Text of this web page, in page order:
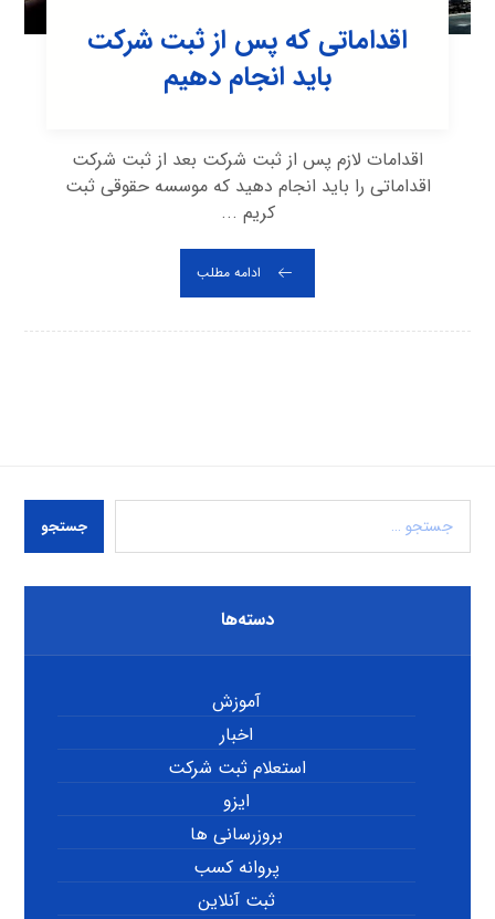
اقداماتی که پس از ثبت شرکت
باید انجام دهیم
اقدامات لازم پس از ثبت شرکت بعد از ثبت شرکت
اقداماتی را باید انجام دهید که موسسه حقوقی ثبت
کریم ...
ادامه مطلب
جستجو
دسته‌ها
آموزش
اخبار
استعلام ثبت شرکت
ایزو
بروزرسانی ها
پروانه کسب
ثبت آنلاین